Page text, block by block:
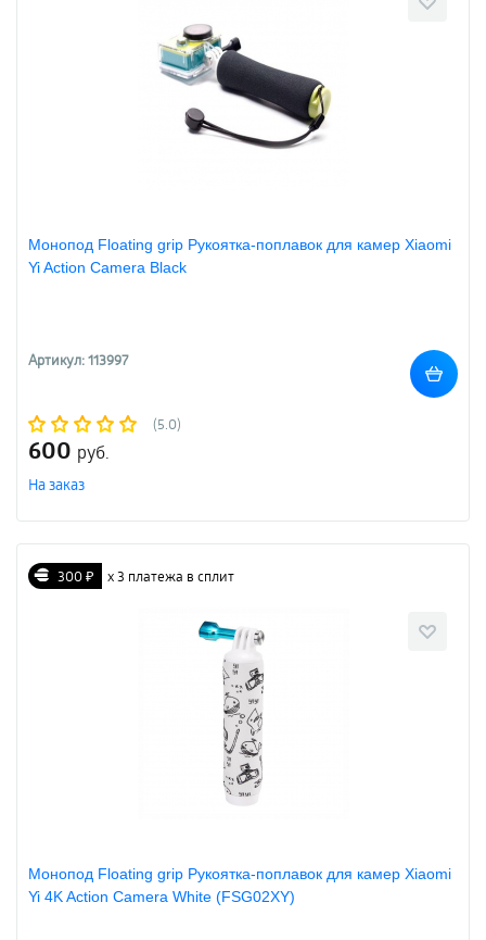
Монопод Floating grip Рукоятка-поплавок для камер Xiaomi
Yi Action Camera Black
Артикул: 113997
(5.0)
600 руб.
На заказ
300 ₽ х 3 платежа в сплит
Монопод Floating grip Рукоятка-поплавок для камер Xiaomi
Yi 4K Action Camera White (FSG02XY)